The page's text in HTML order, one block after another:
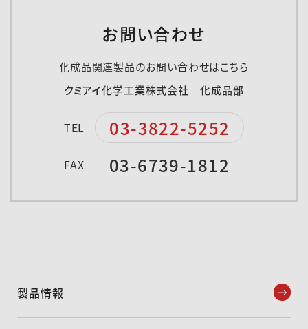
お問い合わせ
化成品関連製品のお問い合わせはこちら
クミアイ化学工業株式会社 化成品部
TEL 03-3822-5252
FAX 03-6739-1812
製品情報